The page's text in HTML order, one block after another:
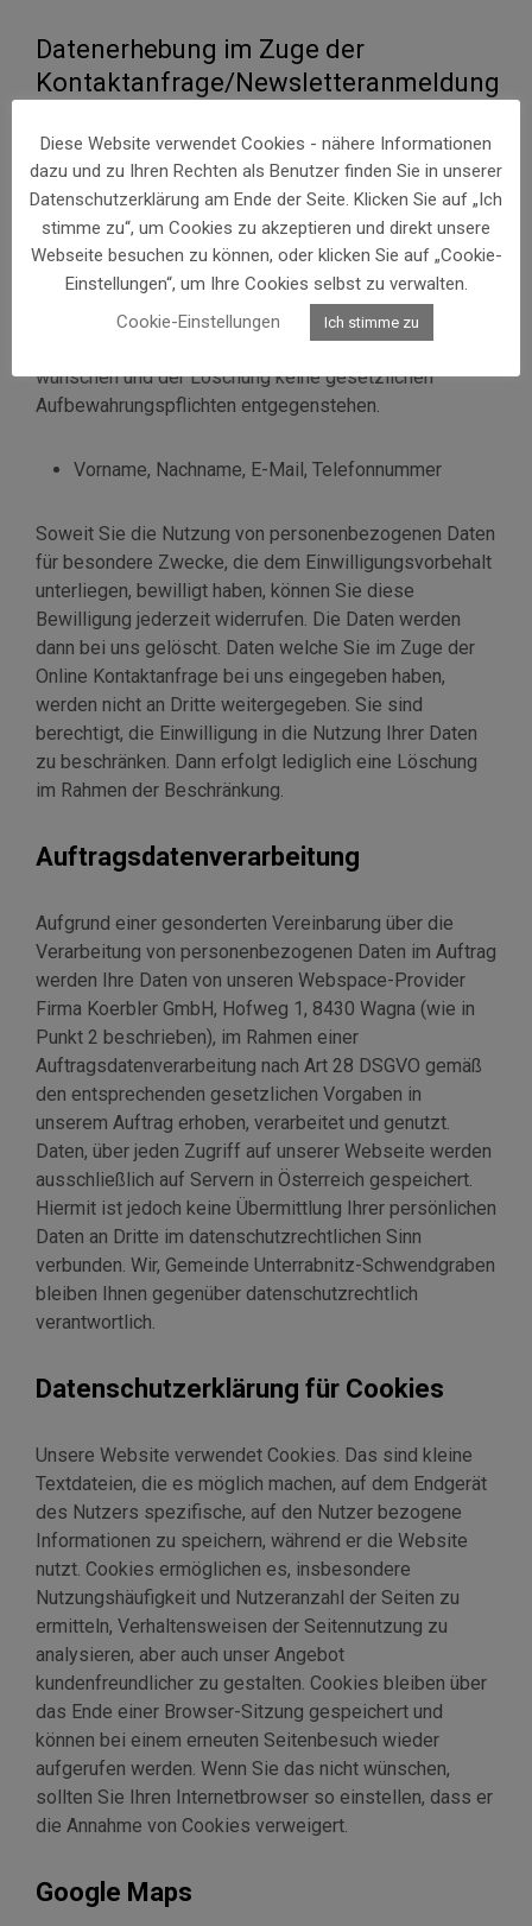
Datenerhebung im Zuge der
Kontaktanfrage/Newsletteranmeldung
Wenn Sie unser Online-Kontaktformular ausfüllen,
nutzen wir diese Informationen, um Sie in Bezug auf Ihr
Interesse zu kontaktieren. Diese Daten werden
ausschließlich für die Beantwortung Ihres Anliegens
bzw. für die Kontaktaufnahme und die damit
verbundene technische Administration gespeichert und
verwendet. Ihre Daten werden nach abschließender
Bearbeitung Ihrer Anfrage gelöscht, sofern Sie diese
wünschen und der Löschung keine gesetzlichen
Aufbewahrungspflichten entgegenstehen.
Vorname, Nachname, E-Mail, Telefonnummer
Soweit Sie die Nutzung von personenbezogenen Daten
für besondere Zwecke, die dem Einwilligungsvorbehalt
unterliegen, bewilligt haben, können Sie diese
Bewilligung jederzeit widerrufen. Die Daten werden
dann bei uns gelöscht. Daten welche Sie im Zuge der
Online Kontaktanfrage bei uns eingegeben haben,
werden nicht an Dritte weitergegeben. Sie sind
berechtigt, die Einwilligung in die Nutzung Ihrer Daten
zu beschränken. Dann erfolgt lediglich eine Löschung
im Rahmen der Beschränkung.
Auftragsdatenverarbeitung
Aufgrund einer gesonderten Vereinbarung über die
Verarbeitung von personenbezogenen Daten im Auftrag
werden Ihre Daten von unseren Webspace-Provider
Firma Koerbler GmbH, Hofweg 1, 8430 Wagna (wie in
Punkt 2 beschrieben), im Rahmen einer
Auftragsdatenverarbeitung nach Art 28 DSGVO gemäß
den entsprechenden gesetzlichen Vorgaben in
unserem Auftrag erhoben, verarbeitet und genutzt.
Daten, über jeden Zugriff auf unserer Webseite werden
ausschließlich auf Servern in Österreich gespeichert.
Hiermit ist jedoch keine Übermittlung Ihrer persönlichen
Daten an Dritte im datenschutzrechtlichen Sinn
verbunden. Wir, Gemeinde Unterrabnitz-Schwendgraben
bleiben Ihnen gegenüber datenschutzrechtlich
verantwortlich.
Datenschutzerklärung für Cookies
Unsere Website verwendet Cookies. Das sind kleine
Textdateien, die es möglich machen, auf dem Endgerät
des Nutzers spezifische, auf den Nutzer bezogene
Informationen zu speichern, während er die Website
nutzt. Cookies ermöglichen es, insbesondere
Nutzungshäufigkeit und Nutzeranzahl der Seiten zu
ermitteln, Verhaltensweisen der Seitennutzung zu
analysieren, aber auch unser Angebot
kundenfreundlicher zu gestalten. Cookies bleiben über
das Ende einer Browser-Sitzung gespeichert und
können bei einem erneuten Seitenbesuch wieder
aufgerufen werden. Wenn Sie das nicht wünschen,
sollten Sie Ihren Internetbrowser so einstellen, dass er
die Annahme von Cookies verweigert.
Google Maps
Diese Website verwendet Cookies - nähere Informationen
dazu und zu Ihren Rechten als Benutzer finden Sie in unserer
Datenschutzerklärung am Ende der Seite. Klicken Sie auf „Ich
stimme zu“, um Cookies zu akzeptieren und direkt unsere
Webseite besuchen zu können, oder klicken Sie auf „Cookie-
Einstellungen“, um Ihre Cookies selbst zu verwalten.
Cookie-Einstellungen
Ich stimme zu